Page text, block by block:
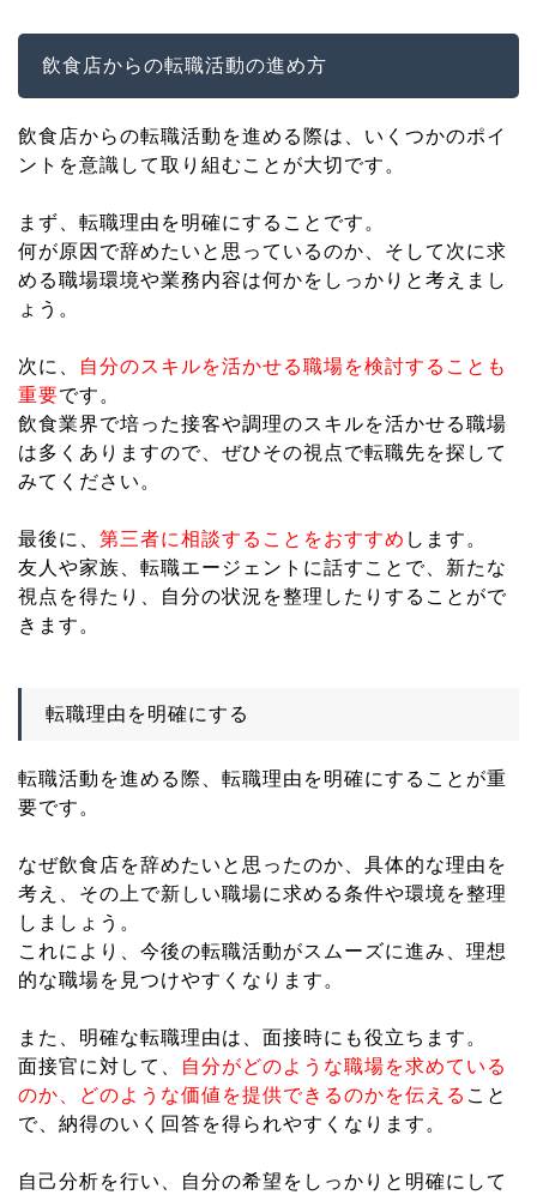
飲食店からの転職活動の進め方
飲食店からの転職活動を進める際は、いくつかのポイ
ントを意識して取り組むことが大切です。
まず、転職理由を明確にすることです。
何が原因で辞めたいと思っているのか、そして次に求
める職場環境や業務内容は何かをしっかりと考えまし
ょう。
次に、
自分のスキルを活かせる職場を検討することも
重要です。
飲食業界で培った接客や調理のスキルを活かせる職場
は多くありますので、ぜひその視点で転職先を探して
みてください。
最後に、 第三者に相談することをおすすめ します。
友人や家族、転職エージェントに話すことで、新たな
視点を得たり、自分の状況を整理したりすることがで
きます。
転職理由を明確にする
転職活動を進める際、転職理由を明確にすることが重
要です。
なぜ飲食店を辞めたいと思ったのか、具体的な理由を
考え、その上で新しい職場に求める条件や環境を整理
しましょう。
これにより、今後の転職活動がスムーズに進み、理想
的な職場を見つけやすくなります。
また、明確な転職理由は、面接時にも役立ちます。
面接官に対して、
自分がどのような職場を求めている
のか、どのような価値を提供できるのかを伝える こと
で、納得のいく回答を得られやすくなります。
自己分析を行い、自分の希望をしっかりと明確にして